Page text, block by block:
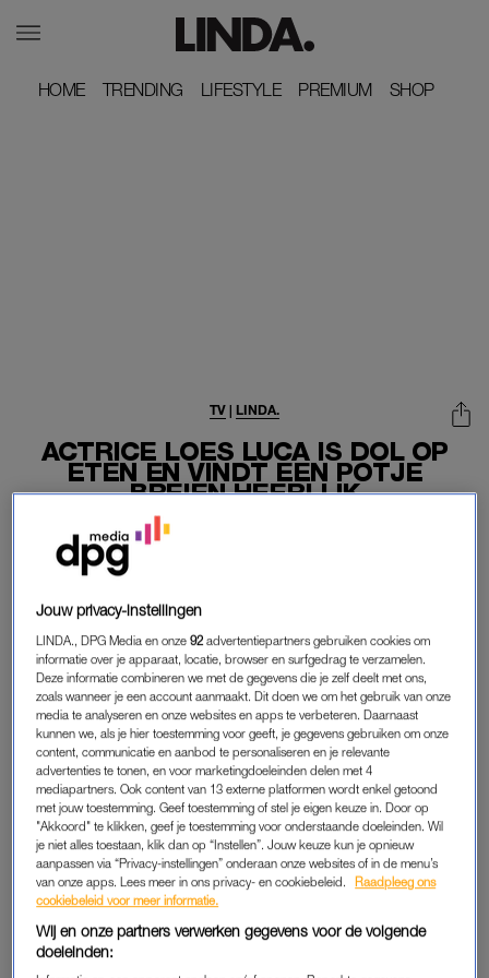
HOME
HOME TRENDING
TRENDING LIFESTYLE
LIFESTYLE PREMIUM
PREMIUM SHOP
SHOP
ACTRICE LOES LUCA IS DOL OP
ETEN EN VINDT EEN POTJE
BREIEN HEERLIJK
TV | LINDA.
08-12-2019
Loes Luca is vanaf deze week te zien in ‘Huisvrouwen
favorieten.
Haar favoriete stad is Rotterdam – “duh” – en tegen een potje
breien zegt ze geen nee.
LOES LUCA
Ook is ze dol op whiskey. “Maar dat drink ik maar beter niet.
Daar krijg je hoofdpijn van.” Daarom houdt Loes het liever bij
een witte wijn. Haar favoriete moment van de dag is het
eetmoment. “Ik ben dol op eten.” Haar lievelingsontbijt?
“Roerei met bacon en tomaten. En worstjes vind ik heerlijk.”
Lees ook
Het regent sterren voor film ‘Mi Vida’ – mét glansrol voor
Jouw privacy-instellingen
LINDA., DPG Media en onze92 advertentiepartners gebruiken cookies om
informatie over je apparaat, locatie, browser en surfgedrag te verzamelen.
Deze informatie combineren we met de gegevens die je zelf deelt met ons,
zoals wanneer je een account aanmaakt. Dit doen we om het gebruik van onze
media te analyseren en onze websites en apps te verbeteren. Daarnaast
kunnen we, als je hier toestemming voor geeft, je gegevens gebruiken om onze
content, communicatie en aanbod te personaliseren en je relevante
advertenties te tonen, en voor marketingdoeleinden delen met 4
mediapartners. Ook content van 13 externe platformen wordt enkel getoond
met jouw toestemming. Geef toestemming of stel je eigen keuze in. Door op
"Akkoord" te klikken, geef je toestemming voor onderstaande doeleinden. Wil
je niet alles toestaan, klik dan op “Instellen”. Jouw keuze kun je opnieuw
aanpassen via “Privacy-instellingen” onderaan onze websites of in de menu’s
van onze apps. Lees meer in ons privacy- en cookiebeleid.
Raadpleeg ons
cookiebeleid voor meer informatie.
Wij en onze partners verwerken gegevens voor de volgende
doeleinden: